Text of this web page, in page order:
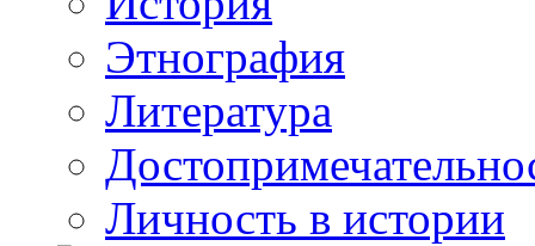
Этнография
Литература
Личность в истории